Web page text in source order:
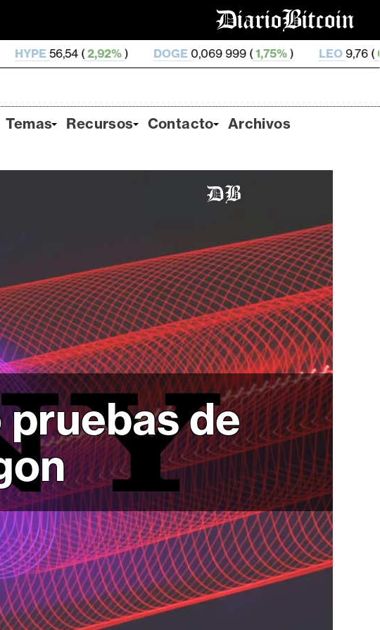
) DOGE0,069 999 ( 1,75% ) LEO9,76 (0,2% ZEC
Temas Recursos Contacto Archivos
de